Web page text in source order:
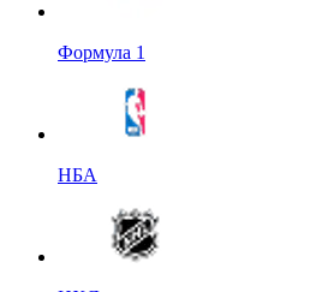
Формула 1
НБА